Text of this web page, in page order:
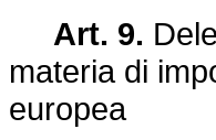
Art. 9.
materia di
europea